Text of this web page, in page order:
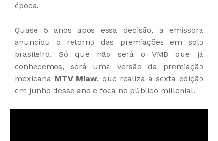
época.
Quase 5 anos após essa decisão, a emissora
anunciou o retorno das premiações em solo
brasileiro. Só que não será o VMB que já
conhecemos, será uma versão da premiação
mexicana MTV Miaw, que realiza a sexta edição
em junho desse ano e foca no público millenial.